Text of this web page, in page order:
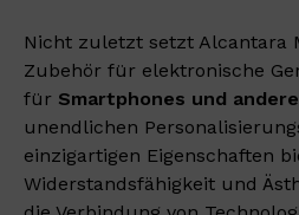
Nicht zuletzt setzt Alcantara
Zubehör für elektronische
für Smartphones und
unendlichen
einzigartigen Eigenschaften
Widerstandsfähigkeit und